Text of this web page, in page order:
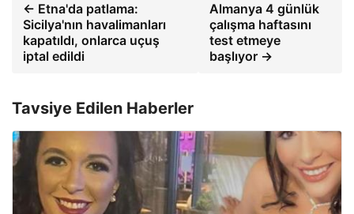
← Etna'da patlama:
Sicilya'nın havalimanları
kapatıldı, onlarca uçuş
iptal edildi
Almanya 4 günlük
çalışma haftasını
test etmeye
başlıyor →
Tavsiye Edilen Haberler